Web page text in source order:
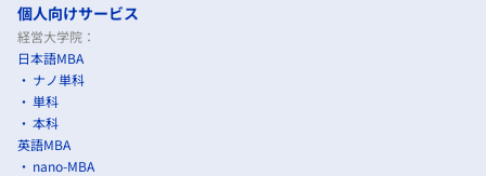
個人向けサービス
経営大学院：
日本語MBA
ナノ単科
単科
本科
英語MBA
nano-MBA